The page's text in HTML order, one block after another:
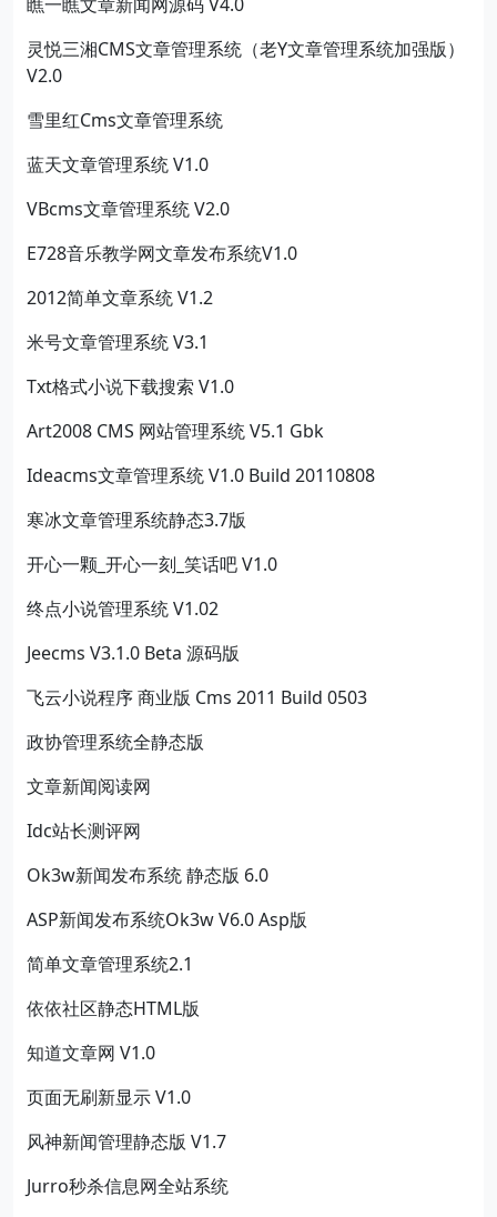
灵悦三湘CMS文章管理系统（老Y文章管理系统加强版）
V2.0
雪里红Cms文章管理系统
蓝天文章管理系统 V1.0
VBcms文章管理系统 V2.0
E728音乐教学网文章发布系统V1.0
2012简单文章系统 V1.2
米号文章管理系统 V3.1
Txt格式小说下载搜索 V1.0
Art2008 CMS 网站管理系统 V5.1 Gbk
Ideacms文章管理系统 V1.0 Build 20110808
寒冰文章管理系统静态3.7版
开心一颗_开心一刻_笑话吧 V1.0
终点小说管理系统 V1.02
Jeecms V3.1.0 Beta 源码版
飞云小说程序 商业版 Cms 2011 Build 0503
政协管理系统全静态版
文章新闻阅读网
Idc站长测评网
Ok3w新闻发布系统 静态版 6.0
ASP新闻发布系统Ok3w V6.0 Asp版
简单文章管理系统2.1
依依社区静态HTML版
知道文章网 V1.0
页面无刷新显示 V1.0
风神新闻管理静态版 V1.7
Jurro秒杀信息网全站系统